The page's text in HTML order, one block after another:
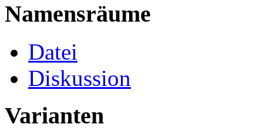
Namensräume
Datei
Diskussion
Varianten